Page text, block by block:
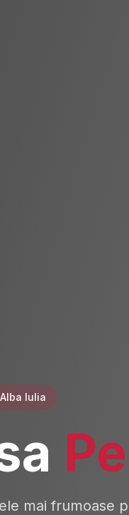
Iulia
mai frumoase